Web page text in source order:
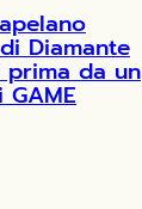
Diamante
da un